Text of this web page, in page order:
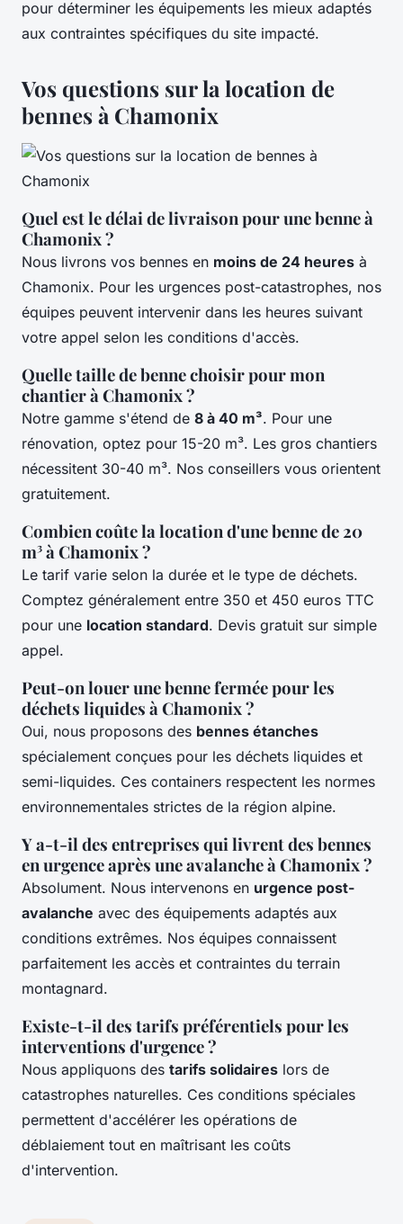
pour déterminer les équipements les mieux adaptés
aux contraintes spécifiques du site impacté.
Vos questions sur la location de
bennes à Chamonix
Quel est le délai de livraison pour une benne à
Chamonix ?
Nous livrons vos bennes en moins de 24 heures à
Chamonix. Pour les urgences post-catastrophes, nos
équipes peuvent intervenir dans les heures suivant
votre appel selon les conditions d'accès.
Quelle taille de benne choisir pour mon
chantier à Chamonix ?
Notre gamme s'étend de 8 à 40 m³. Pour une
rénovation, optez pour 15-20 m³. Les gros chantiers
nécessitent 30-40 m³. Nos conseillers vous orientent
gratuitement.
Combien coûte la location d'une benne de 20
m³ à Chamonix ?
Le tarif varie selon la durée et le type de déchets.
Comptez généralement entre 350 et 450 euros TTC
pour une location standard. Devis gratuit sur simple
appel.
Peut-on louer une benne fermée pour les
déchets liquides à Chamonix ?
Oui, nous proposons des bennes étanches
spécialement conçues pour les déchets liquides et
semi-liquides. Ces containers respectent les normes
environnementales strictes de la région alpine.
Y a-t-il des entreprises qui livrent des bennes
en urgence après une avalanche à Chamonix ?
Absolument. Nous intervenons en urgence post-
avalanche avec des équipements adaptés aux
conditions extrêmes. Nos équipes connaissent
parfaitement les accès et contraintes du terrain
montagnard.
Existe-t-il des tarifs préférentiels pour les
interventions d'urgence ?
Nous appliquons des tarifs solidaires lors de
catastrophes naturelles. Ces conditions spéciales
permettent d'accélérer les opérations de
déblaiement tout en maîtrisant les coûts
d'intervention.